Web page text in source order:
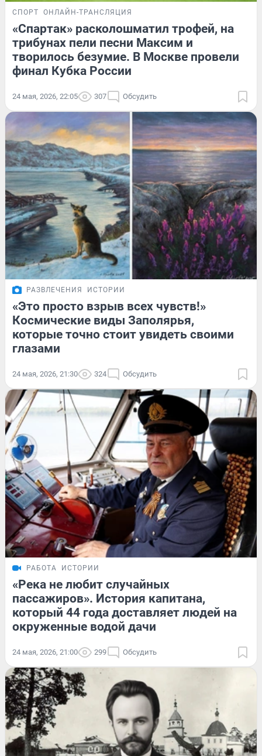
СПОРТ ОНЛАЙН-ТРАНСЛЯЦИЯ
«Спартак» расколошматил трофей, на
трибунах пели песни Максим и
творилось безумие. В Москве провели
финал Кубка России
24 мая, 2026, 22:05 307 Обсудить
РАЗВЛЕЧЕНИЯ ИСТОРИИ
«Это просто взрыв всех чувств!»
Космические виды Заполярья,
которые точно стоит увидеть своими
глазами
24 мая, 2026, 21:30 324 Обсудить
РАБОТА ИСТОРИИ
«Река не любит случайных
пассажиров». История капитана,
который 44 года доставляет людей на
окруженные водой дачи
24 мая, 2026, 21:00 299 Обсудить